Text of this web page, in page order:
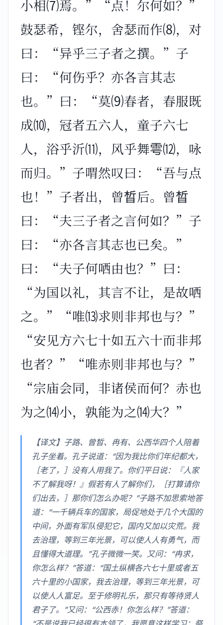
小相⑺焉。”“点！尔何如？”
鼓瑟希，铿尔，舍瑟而作⑻，对
曰：“异乎三子者之撰。”子
曰：“何伤乎？亦各言其志
也。”曰：“莫⑼春者，春服既
成⑽，冠者五六人，童子六七
人，浴乎沂⑾，风乎舞雩⑿，咏
而归。”子喟然叹曰：“吾与点
也！”子者出，曾晳后。曾晳
曰：“夫三子者之言何如？”子
曰：“亦各言其志也已矣。”
曰：“夫子何哂由也？”曰：
“为国以礼，其言不让，是故哂
之。”“唯⒀求则非邦也与？”
“安见方六七十如五六十而非邦
也者？”“唯赤则非邦也与？”
“宗庙会同，非诸侯而何？赤也
为之⒁小，孰能为之⒁大？”
【译文】子路、曾晳、冉有、公西华四个人陪着
孔子坐着。孔子说道：“因为我比你们年纪都大，
［老了，］没有人用我了。你们平日说：『人家
不了解我呀！』假若有人了解你们，［打算请你
们出去，］那你们怎么办呢？”子路不加思索地答
道：“一千辆兵车的国家，局促地处于几个大国的
中间，外面有军队侵犯它，国内又加以灾荒。我
去治理，等到三年光景，可以使人人有勇气，而
且懂得大道理。”孔子微微一笑。又问：“冉求，
你怎么样？”答道：“国土纵横各六七十里或者五
六十里的小国家，我去治理，等到三年光景，可
以使人人富足。至于修明礼乐，那只有等待贤人
君子了。”又问：“公西赤！你怎么样？”答道：